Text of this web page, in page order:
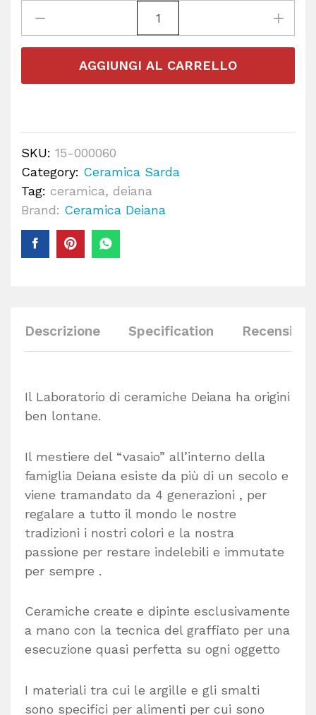
AGGIUNGI AL CARRELLO
SKU: 15-000060
Category: Ceramica Sarda
Tag: ceramica, deiana
Brand: Ceramica Deiana
Descrizione Specification
Il Laboratorio di ceramiche Deiana ha origini
ben lontane.
Il mestiere del “vasaio” all’interno della
famiglia Deiana esiste da più di un secolo e
viene tramandato da 4 generazioni , per
regalare a tutto il mondo le nostre
tradizioni i nostri colori e la nostra
passione per restare indelebili e immutate
per sempre .
Ceramiche create e dipinte esclusivamente
a mano con la tecnica del graffiato per una
esecuzione quasi perfetta su ogni oggetto
I materiali tra cui le argille e gli smalti
sono specifici per alimenti per cui sono